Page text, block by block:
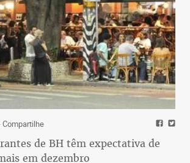
Compartilhe
de BH têm expectativa de
em dezembro